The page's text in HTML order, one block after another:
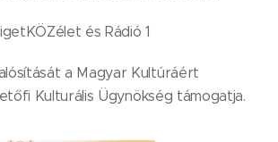
és Rádió 1
a Magyar Kultúráért
Kulturális Ügynökség támogatja.